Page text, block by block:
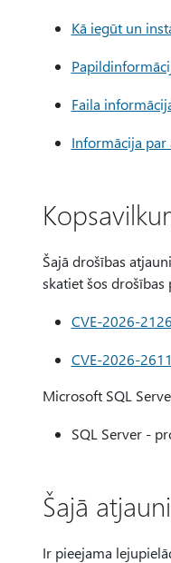
Kā iegūt un
Faila
Informācija
Šajā drošības
skatiet šos drošības
CVE-2026-
CVE-2026-
Microsoft SQL
SQL Server -
Šajā
Ir pieejama